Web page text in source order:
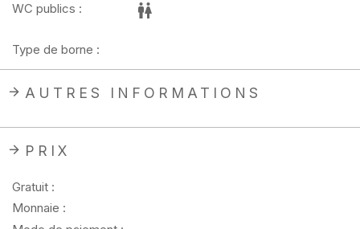
WC publics :
Type de borne :
AUTRES INFORMATIONS
PRIX
Gratuit :
Monnaie :